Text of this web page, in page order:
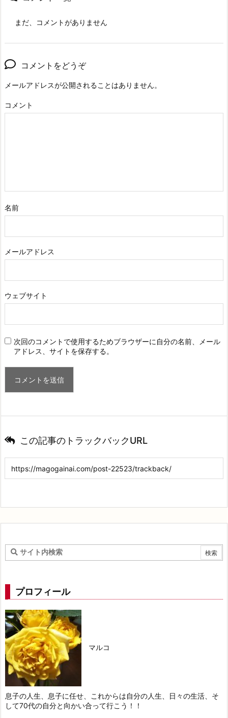
まだ、コメントがありません
コメントをどうぞ
メールアドレスが公開されることはありません。
コメント
名前
メールアドレス
ウェブサイト
次回のコメントで使用するためブラウザーに自分の名前、メール
アドレス、サイトを保存する。
この記事のトラックバックURL
プロフィール
マルコ
息子の人生、息子に任せ、これからは自分の人生、日々の生活、そ
して70代の自分と向かい合って行こう！！